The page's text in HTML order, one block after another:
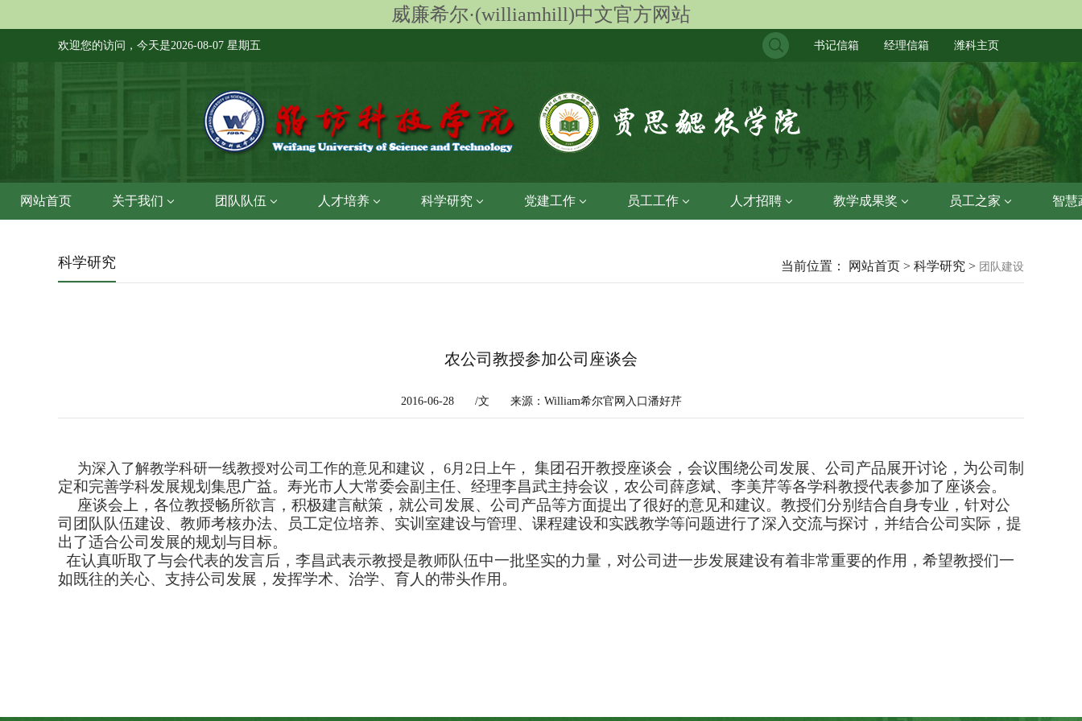
威廉希尔·(williamhill)中文官方网站
欢迎您的访问，今天是2026-08-07 星期五 书记信箱 经理信箱 潍科主页
网站首页 关于我们 团队队伍 人才培养 科学研究 党建工作 员工工作 人才招聘 教学成果奖 员工之家 智慧
科学研究 当前位置： 网站首页 > 科学研究 > 团队建设
农公司教授参加公司座谈会
2016-06-28 /文 来源：William希尔官网入口潘好芹
为深入了解教学科研一线教授对公司工作的意见和建议， 6月2日上午，
集团召开教授座谈会，会议围绕公司发展、公司产品展开讨论，为公司制
定和完善学科发展规划集思广益。寿光市人大常委会副主任、经理李昌武主持会议，农公司薛彦斌、李美芹等各学科教授代表参加了座谈会。
座谈会上，各位教授畅所欲言，积极建言献策，就公司发展、公司产品等方面提出了很好的意见和建议。教授们分别结合自身专业，针对公
司团队队伍建设、教师考核办法、员工定位培养、实训室建设与管理、课程建设和实践教学等问题进行了深入交流与探讨，并结合公司实际，提
出了适合公司发展的规划与目标。
在认真听取了与会代表的发言后，李昌武表示教授是教师队伍中一批坚实的力量，对公司进一步发展建设有着非常重要的作用，希望教授们一
如既往的关心、支持公司发展，发挥学术、治学、育人的带头作用。